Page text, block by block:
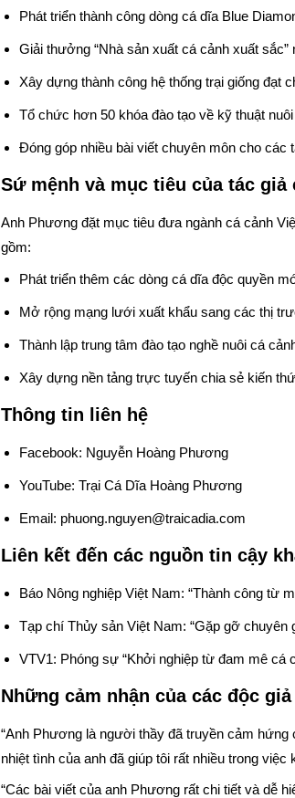
Phát triển thành công dòng cá dĩa Blue
Giải thưởng “Nhà sản xuất cá cảnh xuất
Xây dựng thành công hệ thống trại giống đạt
Tổ chức hơn 50 khóa đào tạo về kỹ thuật
Đóng góp nhiều bài viết chuyên môn cho
Sứ mệnh và mục tiêu của tác
Anh Phương đặt mục tiêu đưa ngành cá cảnh
gồm:
Phát triển thêm các dòng cá dĩa độc quyền
Mở rộng mạng lưới xuất khẩu sang các thị
Thành lập trung tâm đào tạo nghề nuôi cá
Xây dựng nền tảng trực tuyến chia sẻ kiến
Thông tin liên hệ
Facebook: Nguyễn Hoàng Phương
YouTube: Trại Cá Dĩa Hoàng Phương
Email: phuong.nguyen@traicadia.com
Liên kết đến các nguồn tin cậy
Báo Nông nghiệp Việt Nam: “Thành công từ
Tạp chí Thủy sản Việt Nam: “Gặp gỡ chuyên
VTV1: Phóng sự “Khởi nghiệp từ đam mê cá
Những cảm nhận của các độc
“Anh Phương là người thầy đã truyền cảm
nhiệt tình của anh đã giúp tôi rất nhiều trong
“Các bài viết của anh Phương rất chi tiết và dễ